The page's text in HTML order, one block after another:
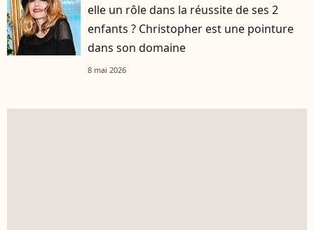
elle un rôle dans la réussite de ses 2
enfants ? Christopher est une pointure
dans son domaine
8 mai 2026